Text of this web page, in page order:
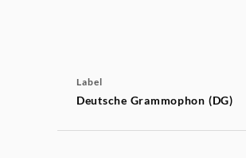
Label
Deutsche Grammophon (DG)